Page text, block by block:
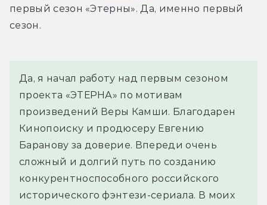
первый сезон «Этерны». Да, именно первый
сезон.
Да, я начал работу над первым сезоном
проекта «ЭТЕРНА» по мотивам
произведений Веры Камши. Благодарен
Кинопоиску и продюсеру Евгению
Баранову за доверие. Впереди очень
сложный и долгий путь по созданию
конкурентноспособного российского
исторического фэнтези-сериала. В моих